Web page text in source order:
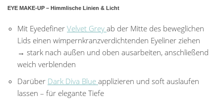
EYE MAKE-UP – Himmlische Linien & Licht
Mit Eyedefiner Velvet Grey ab der Mitte des beweglichen
Lids einen wimpernkranzverdichtenden Eyeliner ziehen
→ stark nach außen und oben ausarbeiten, anschließend
weich verblenden
Darüber Dark Diva Blue applizieren und soft auslaufen
lassen – für elegante Tiefe